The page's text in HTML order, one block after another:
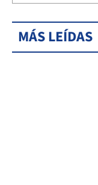
MÁS LEÍDAS